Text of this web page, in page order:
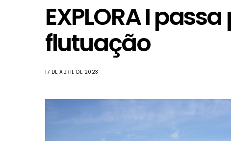
EXPLORA I
flutuação
17 DE ABRIL DE 2023